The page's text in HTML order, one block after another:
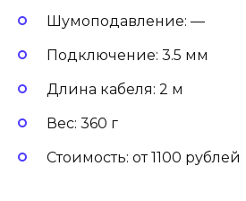
Шумоподавление: —
Подключение: 3.5 мм
Длина кабеля: 2 м
Вес: 360 г
Стоимость: от 1100 рублей